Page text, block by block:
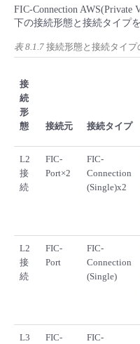
FIC-Connection
下の接続形態と接続タイプ
表 8.1.7 接続形態と接続タイ
接
続
形
態
接続元 接続タイプ
L2
接
続
FIC-
Port×2
FIC-
Connection
(Single)x2
L2
接
続
FIC-
Port
FIC-
Connection
(Single)
L3
FIC-
FIC-